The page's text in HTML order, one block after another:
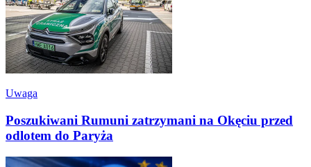
Uwaga
Poszukiwani Rumuni zatrzymani na Okęciu przed
odlotem do Paryża